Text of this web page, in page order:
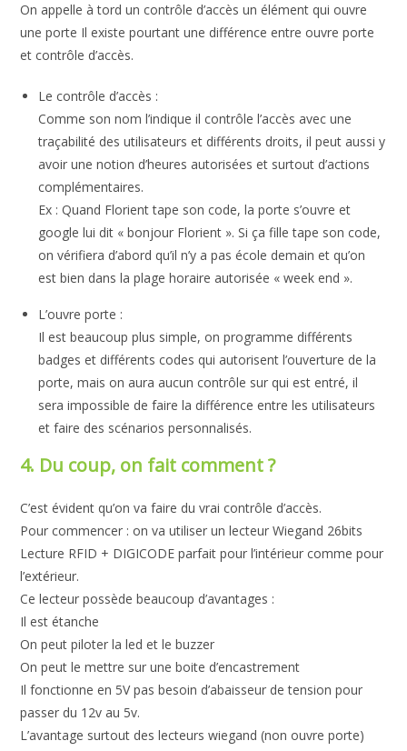
On appelle à tord un contrôle d’accès un élément qui ouvre
une porte Il existe pourtant une différence entre ouvre porte
et contrôle d’accès.
Le contrôle d’accès :
Comme son nom l’indique il contrôle l’accès avec une
traçabilité des utilisateurs et différents droits, il peut aussi y
avoir une notion d’heures autorisées et surtout d’actions
complémentaires.
Ex : Quand Florient tape son code, la porte s’ouvre et
google lui dit « bonjour Florient ». Si ça fille tape son code,
on vérifiera d’abord qu’il n’y a pas école demain et qu’on
est bien dans la plage horaire autorisée « week end ».
L’ouvre porte :
Il est beaucoup plus simple, on programme différents
badges et différents codes qui autorisent l’ouverture de la
porte, mais on aura aucun contrôle sur qui est entré, il
sera impossible de faire la différence entre les utilisateurs
et faire des scénarios personnalisés.
4. Du coup, on fait comment ?
C’est évident qu’on va faire du vrai contrôle d’accès.
Pour commencer : on va utiliser un lecteur Wiegand 26bits
Lecture RFID + DIGICODE parfait pour l’intérieur comme pour
l’extérieur.
Ce lecteur possède beaucoup d’avantages :
Il est étanche
On peut piloter la led et le buzzer
On peut le mettre sur une boite d’encastrement
Il fonctionne en 5V pas besoin d’abaisseur de tension pour
passer du 12v au 5v.
L’avantage surtout des lecteurs wiegand (non ouvre porte)